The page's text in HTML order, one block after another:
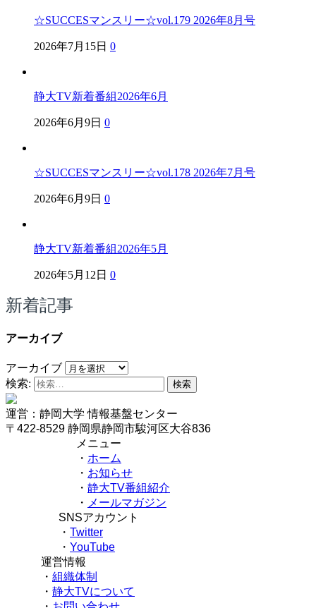
☆SUCCESマンスリー☆vol.179 2026年8月号
2026年7月15日 0
静大TV新着番組2026年6月
2026年6月9日 0
☆SUCCESマンスリー☆vol.178 2026年7月号
2026年6月9日 0
静大TV新着番組2026年5月
2026年5月12日 0
新着記事
アーカイブ
アーカイブ
検索:
運営：静岡大学 情報基盤センター
〒422-8529 静岡県静岡市駿河区大谷836
メニュー
・ ホーム
・ お知らせ
・ 静大TV番組紹介
・ メールマガジン
SNSアカウント
・ Twitter
・ YouTube
運営情報
・ 組織体制
・ 静大TVについて